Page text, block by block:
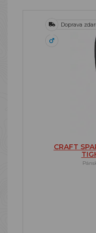
Doprava
CRAFT